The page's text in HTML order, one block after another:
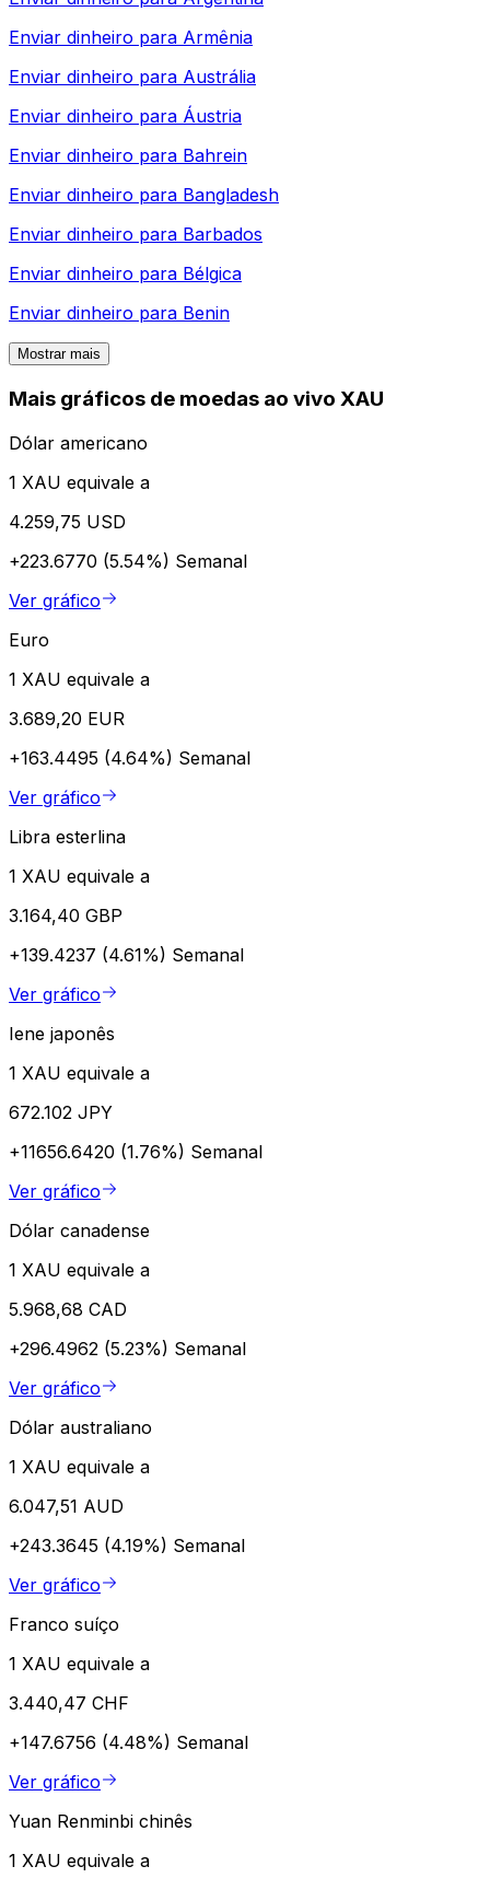
Enviar dinheiro para Armênia
Enviar dinheiro para Austrália
Enviar dinheiro para Áustria
Enviar dinheiro para Bahrein
Enviar dinheiro para Bangladesh
Enviar dinheiro para Barbados
Enviar dinheiro para Bélgica
Enviar dinheiro para Benin
Mostrar mais
Mais gráficos de moedas ao vivo XAU
Dólar americano
1 XAU equivale a
4.259,75 USD
+223.6770 (5.54%) Semanal
Ver gráfico
Euro
1 XAU equivale a
3.689,20 EUR
+163.4495 (4.64%) Semanal
Ver gráfico
Libra esterlina
1 XAU equivale a
3.164,40 GBP
+139.4237 (4.61%) Semanal
Ver gráfico
Iene japonês
1 XAU equivale a
672.102 JPY
+11656.6420 (1.76%) Semanal
Ver gráfico
Dólar canadense
1 XAU equivale a
5.968,68 CAD
+296.4962 (5.23%) Semanal
Ver gráfico
Dólar australiano
1 XAU equivale a
6.047,51 AUD
+243.3645 (4.19%) Semanal
Ver gráfico
Franco suíço
1 XAU equivale a
3.440,47 CHF
+147.6756 (4.48%) Semanal
Ver gráfico
Yuan Renminbi chinês
1 XAU equivale a